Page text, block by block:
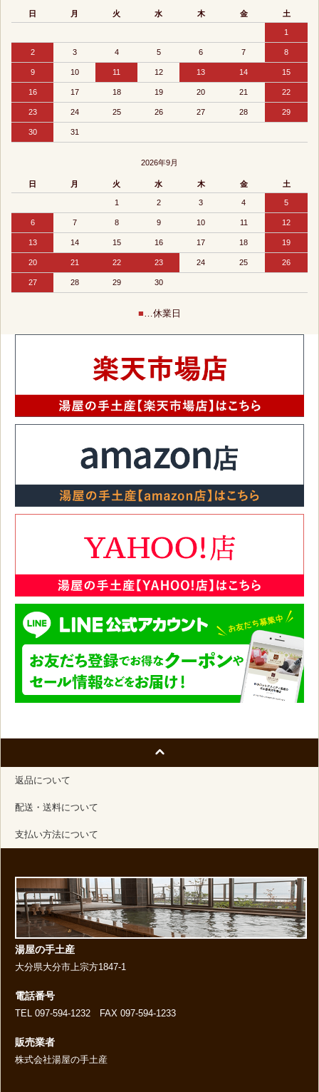
日 月 火 水 木 金 土
1
2 3 4 5 6 7 8
9 10 11 12 13 14 15
16 17 18 19 20 21 22
23 24 25 26 27 28 29
30 31
2026年9月
日 月 火 水 木 金 土
1 2 3 4 5
6 7 8 9 10 11 12
13 14 15 16 17 18 19
20 21 22 23 24 25 26
27 28 29 30
■…休業日
返品について
配送・送料について
支払い方法について
湯屋の手土産
大分県大分市上宗方1847-1
電話番号
TEL 097-594-1232 FAX 097-594-1233
販売業者
株式会社湯屋の手土産